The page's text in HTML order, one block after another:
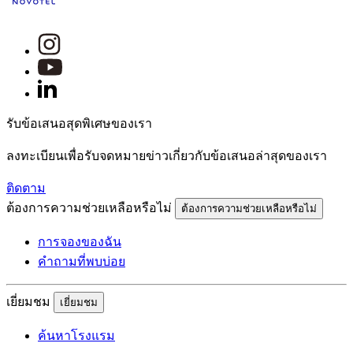
รับข้อเสนอสุดพิเศษของเรา
ลงทะเบียนเพื่อรับจดหมายข่าวเกี่ยวกับข้อเสนอล่าสุดของเรา
ติดตาม
ต้องการความช่วยเหลือหรือไม่
ต้องการความช่วยเหลือหรือไม่
การจองของฉัน
คำถามที่พบบ่อย
เยี่ยมชม เยี่ยมชม
ค้นหาโรงแรม